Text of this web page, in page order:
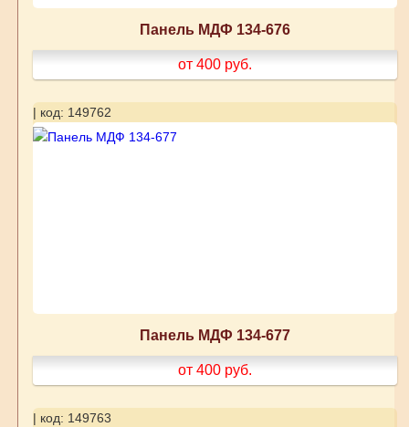
Панель МДФ 134-676
от 400 руб.
| код: 149762
Панель МДФ 134-677
от 400 руб.
| код: 149763